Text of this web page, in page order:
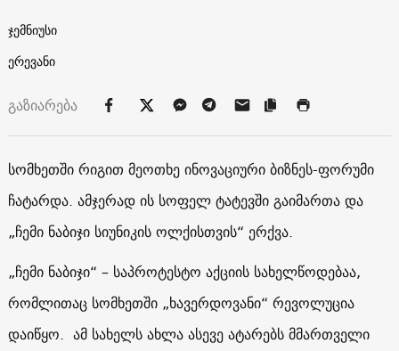
ჯემნიუსი
ერევანი
გაზიარება
სომხეთში რიგით მეოთხე ინოვაციური ბიზნეს-ფორუმი
ჩატარდა. ამჯერად ის სოფელ ტატევში გაიმართა და
„ჩემი ნაბიჯი სიუნიკის ოლქისთვის“ ერქვა.
„ჩემი ნაბიჯი“ – საპროტესტო აქციის სახელწოდებაა,
რომლითაც სომხეთში „ხავერდოვანი“ რევოლუცია
დაიწყო. ამ სახელს ახლა ასევე ატარებს მმართველი